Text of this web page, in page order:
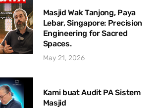
Masjid Wak Tanjong, Paya
Lebar, Singapore: Precision
Engineering for Sacred
Spaces.
May 21, 2026
Kami buat Audit PA Sistem
Masjid